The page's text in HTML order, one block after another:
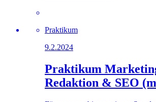
Praktikum
9.2.2024
Praktikum
Redaktion & SEO